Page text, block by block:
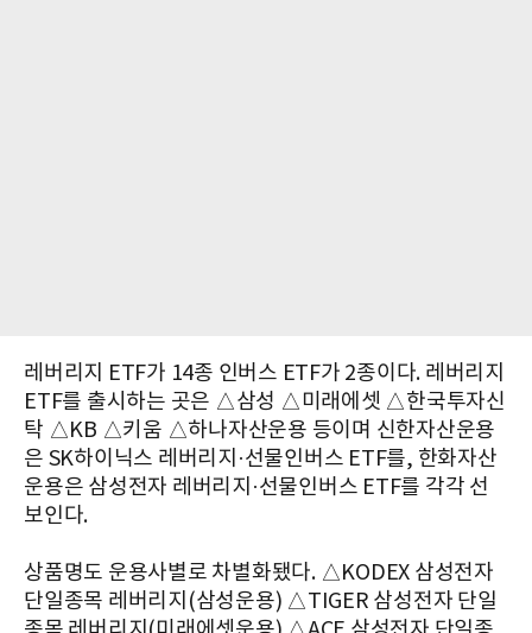
레버리지 ETF가 14종 인버스 ETF가 2종이다. 레버리지
ETF를 출시하는 곳은 △삼성 △미래에셋 △한국투자신
탁 △KB △키움 △하나자산운용 등이며 신한자산운용
은 SK하이닉스 레버리지·선물인버스 ETF를, 한화자산
운용은 삼성전자 레버리지·선물인버스 ETF를 각각 선
보인다.
상품명도 운용사별로 차별화됐다. △KODEX 삼성전자
단일종목 레버리지(삼성운용) △TIGER 삼성전자 단일